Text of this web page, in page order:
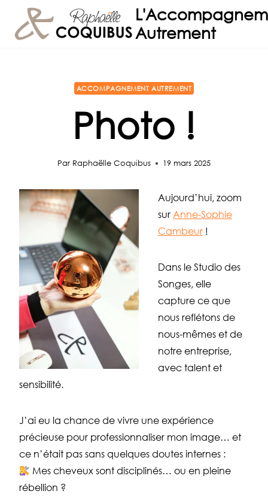
contenu
Autrement
ACCOMPAGNEMENT AUTREMENT
Photo !
Par Raphaëlle Coquibus 19 mars 2025
Aujourd’hui, zoom
sur Anne-Sophie
Cambeur !
Dans le Studio des
Songes, elle
capture ce que
nous reflétons de
nous-mêmes et de
notre entreprise,
avec talent et
sensibilité.
J’ai eu la chance de vivre une expérience
précieuse pour professionnaliser mon image… et
ce n’était pas sans quelques doutes internes :
Mes cheveux sont disciplinés… ou en pleine
rébellion ?